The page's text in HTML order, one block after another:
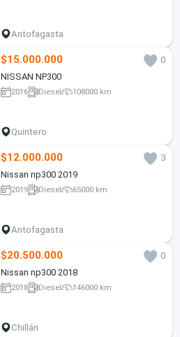
Antofagasta
$15.000.000
0
NISSAN NP300
2016 Diesel 108000 km
Quintero
$12.000.000
3
Nissan np300 2019
2019 Diesel 65000 km
Antofagasta
$20.500.000
0
Nissan np300 2018
2018 Diesel 146000 km
Chillán